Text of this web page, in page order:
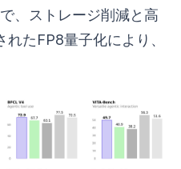
、ストレージ削減と高
たFP8量子化により、